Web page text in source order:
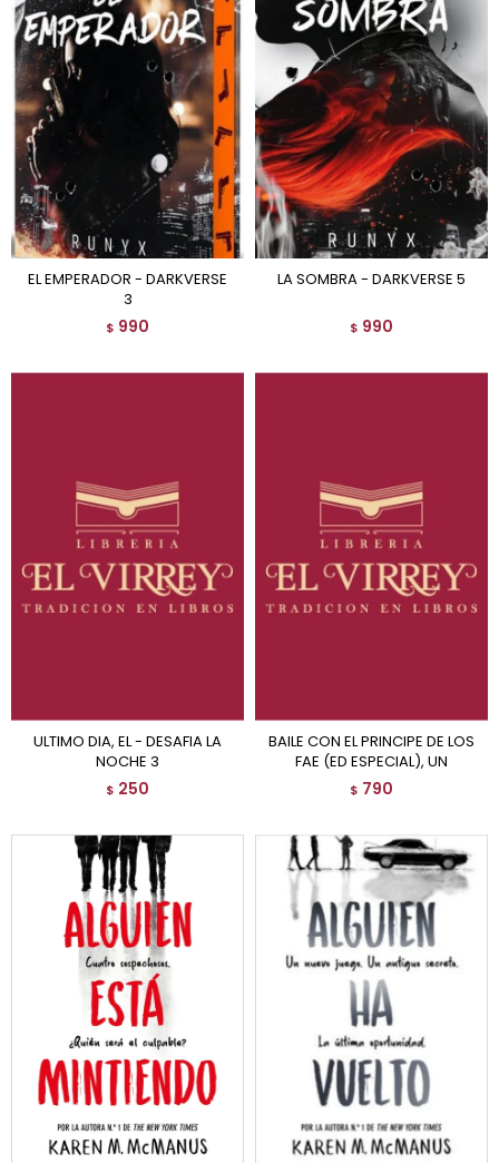
EL EMPERADOR - DARKVERSE
3
$ 990
LA SOMBRA - DARKVERSE 5
$ 990
ULTIMO DIA, EL - DESAFIA LA
NOCHE 3
$ 250
BAILE CON EL PRINCIPE DE LOS
FAE (ED ESPECIAL), UN
$ 790